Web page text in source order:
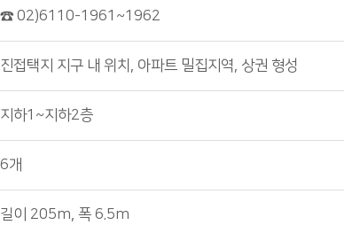
☎ 02)6110-1961~1962
진접택지 지구 내 위치, 아파트 밀집지역, 상권 형성
지하1~지하2층
6개
길이 205m, 폭 6.5m